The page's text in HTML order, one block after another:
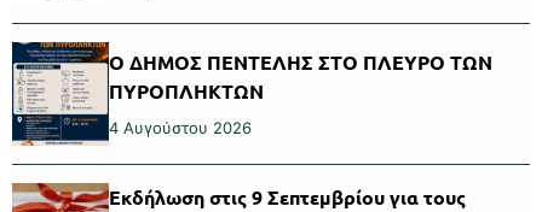
Ο ΔΗΜΟΣ ΠΕΝΤΕΛΗΣ ΣΤΟ ΠΛΕΥΡΟ ΤΩΝ
ΠΥΡΟΠΛΗΚΤΩΝ
4 Αυγούστου 2026
Εκδήλωση στις 9 Σεπτεμβρίου για τους